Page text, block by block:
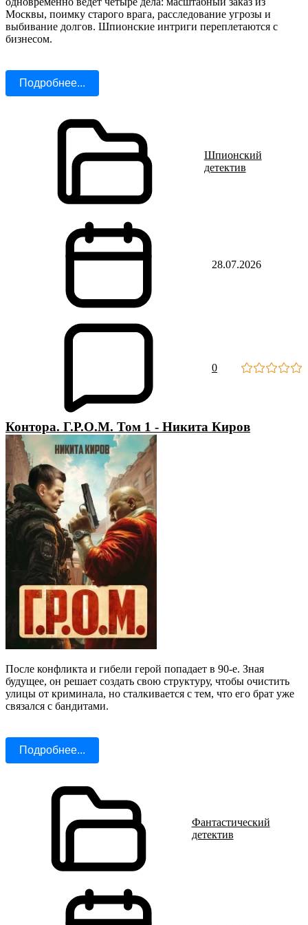
Москвы, поимку старого врага, расследование угрозы и
выбивание долгов. Шпионские интриги переплетаются с
бизнесом.
Подробнее...
Шпионский
детектив
28.07.2026
0
Контора. Г.Р.О.М. Том 1 - Никита Киров
После конфликта и гибели герой попадает в 90-е. Зная
будущее, он решает создать свою структуру, чтобы очистить
улицы от криминала, но сталкивается с тем, что его брат уже
связался с бандитами.
Подробнее...
Фантастический
детектив